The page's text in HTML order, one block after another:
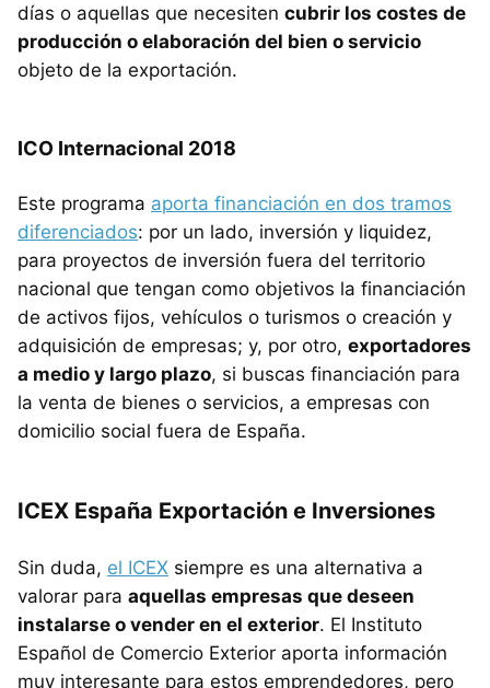
días o aquellas que necesiten cubrir los costes de
producción o elaboración del bien o servicio
objeto de la exportación.
ICO Internacional 2018
Este programa aporta financiación en dos tramos
diferenciados: por un lado, inversión y liquidez,
para proyectos de inversión fuera del territorio
nacional que tengan como objetivos la financiación
de activos fijos, vehículos o turismos o creación y
adquisición de empresas; y, por otro, exportadores
a medio y largo plazo, si buscas financiación para
la venta de bienes o servicios, a empresas con
domicilio social fuera de España.
ICEX España Exportación e Inversiones
Sin duda, el ICEX siempre es una alternativa a
valorar para aquellas empresas que deseen
instalarse o vender en el exterior. El Instituto
Español de Comercio Exterior aporta información
muy interesante para estos emprendedores, pero